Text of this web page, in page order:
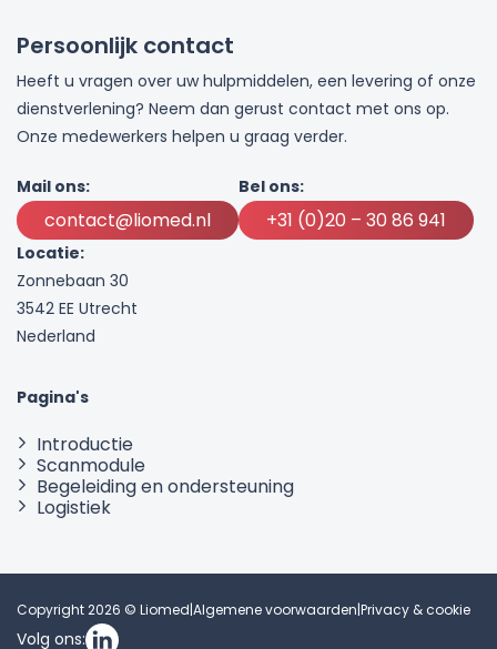
Persoonlijk contact
Heeft u vragen over uw hulpmiddelen, een levering of onze
dienstverlening? Neem dan gerust contact met ons op.
Onze medewerkers helpen u graag verder.
Mail ons:
contact@liomed.nl
Bel ons:
+31 (0)20 – 30 86 941
Locatie:
Zonnebaan 30
3542 EE Utrecht
Nederland
Pagina's
Introductie
Scanmodule
Begeleiding en ondersteuning
Logistiek
Copyright 2026 © Liomed|Algemene voorwaarden|Privacy & cookie
Volg ons: